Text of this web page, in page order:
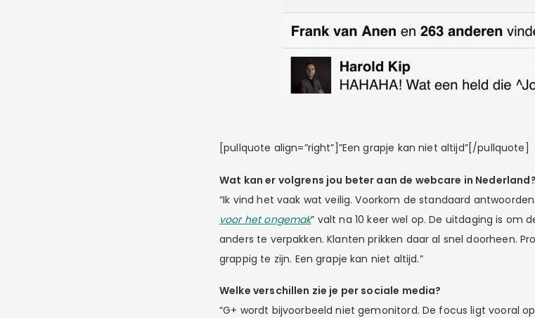
[pullquote align=”right”]”Een grapje kan niet altijd”[/pullquote]
Wat kan er volgrens jou beter aan de webcare in Nederland?
“Ik vind het vaak wat veilig. Voorkom de standaard
voor het ongemak” valt na 10 keer wel op. De uitdaging is om
anders te verpakken. Klanten prikken daar al snel doorheen.
grappig te zijn. Een grapje kan niet altijd.”
Welke verschillen zie je per sociale media?
“G+ wordt bijvoorbeeld niet gemonitord. De focus ligt vooral